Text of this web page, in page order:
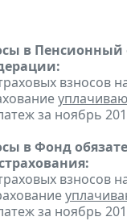
в
взносов
за ноябрь
в Фонд
взносов
за ноябрь